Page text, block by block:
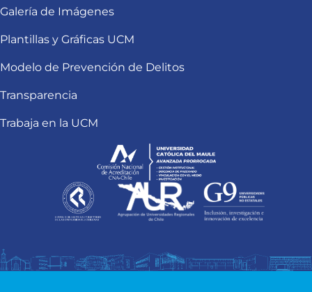
Galería de Imágenes
Plantillas y Gráficas UCM
Modelo de Prevención de Delitos
Transparencia
Trabaja en la UCM